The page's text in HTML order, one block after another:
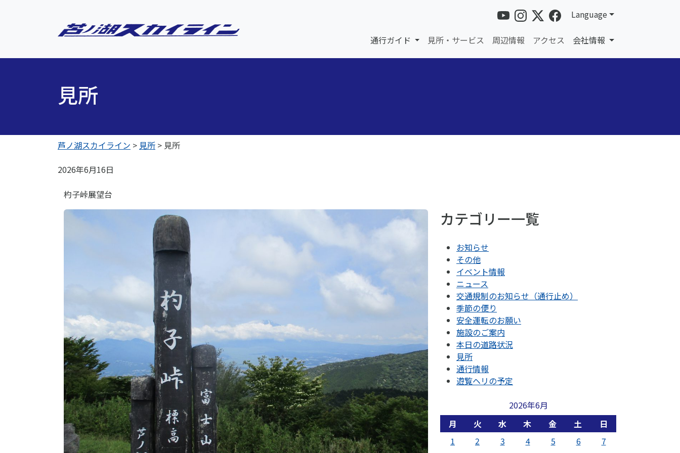
Language
通行ガイド 見所・サービス 周辺情報 アクセス 会社情報
見所
芦ノ湖スカイライン > 見所 > 見所
2026年6月16日
杓子峠展望台
カテゴリー一覧
お知らせ
その他
イベント情報
ニュース
交通規制のお知らせ（通行止め）
季節の便り
安全運転のお願い
施設のご案内
本日の道路状況
見所
通行情報
遊覧ヘリの予定
2026年6月
月
火 水 木 金 土
日
1
2 3 4 5 6
7